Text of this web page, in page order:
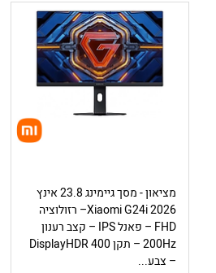
מציאון - מסך גיימינג 23.8 אינץ
Xiaomi G24i 2026– רזולוציה
FHD – פאנל IPS – קצב רענון
200Hz – תקן DisplayHDR 400
– צבע...